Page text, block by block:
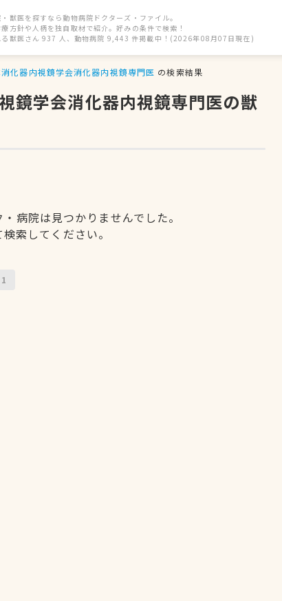
獣医を探すなら動物病院ドクターズ・ファイル。
方針や人柄を独自取材で紹介。好みの条件で検索！
る獣医さん 937 人、動物病院 9,443 件掲載中！(2026年08月07日現在)
化器内視鏡学会消化器内視鏡専門医 の検索結果
鏡学会消化器内視鏡専門医の獣
病院は見つかりませんでした。
索してください。
1